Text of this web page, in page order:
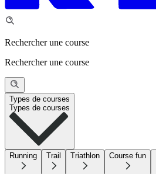
Rechercher une course
Rechercher une course
Types de courses
Types de courses
Running Trail Triathlon Course fun